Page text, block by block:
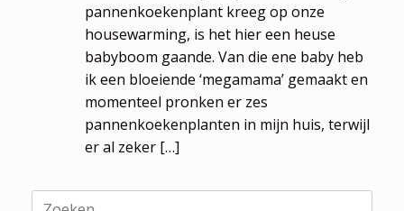
pannenkoekenplant kreeg op onze
housewarming, is het hier een heuse
babyboom gaande. Van die ene baby heb
ik een bloeiende ‘megamama’ gemaakt en
momenteel pronken er zes
pannenkoekenplanten in mijn huis, terwijl
er al zeker […]
Zoeken